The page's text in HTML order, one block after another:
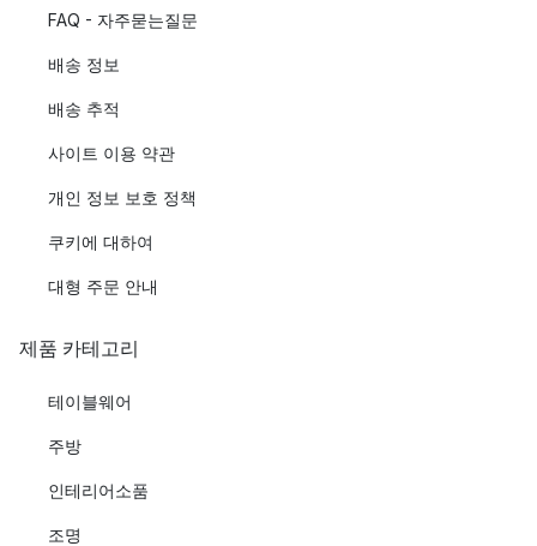
FAQ - 자주묻는질문
배송 정보
배송 추적
사이트 이용 약관
개인 정보 보호 정책
쿠키에 대하여
대형 주문 안내
제품 카테고리
테이블웨어
주방
인테리어소품
조명